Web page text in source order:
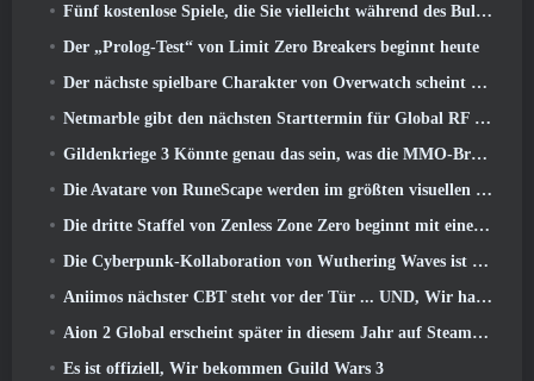
Fünf kostenlose Spiele, die Sie vielleicht während des Bullet Fests ausprobieren möchten
Der „Prolog-Test“ von Limit Zero Breakers beginnt heute
Der nächste spielbare Charakter von Overwatch scheint ein überarbeiteter Cyborg-Verbrecherboss zu sein
Netmarble gibt den nächsten Starttermin für Global RF Online bekannt
Gildenkriege 3 Könnte genau das sein, was die MMO-Branche gerade braucht
Die Avatare von RuneScape werden im größten visuellen Update des Spiels der letzten zehn Jahre überarbeitet
Die dritte Staffel von Zenless Zone Zero beginnt mit einer Reise zu einer Bangboo-Insel im Himmel, Und zur Steam-Plattform
Die Cyberpunk-Kollaboration von Wuthering Waves ist genau das, was ich mir von meinen Videospiel-Crossover-Events erwarte
Aniimos nächster CBT steht vor der Tür ... UND, Wir haben ein offizielles Startfenster
Aion 2 Global erscheint später in diesem Jahr auf Steam und Purple
Es ist offiziell, Wir bekommen Guild Wars 3